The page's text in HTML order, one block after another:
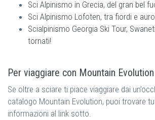
Sci Alpinismo in Grecia, del gran bel
Sci Alpinismo Lofoten, tra fiordi e
Scialpinismo Georgia Ski Tour,
tornati!
Per viaggiare con Mountain Evolution
Se oltre a sciare ti piace viaggiare dai
catalogo Mountain Evolution, puoi trovare
informazioni al link sotto.